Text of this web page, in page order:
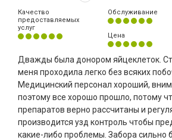
Качество
предоставляемых
услуг
Обслуживание
Цена
Дважды была донором яйцеклеток.
меня проходила легко без всяких
Медицинский персонал хороший,
поэтому все хорошо прошло, потому
препаратов верно рассчитаны и
производится узд контроль чтобы
какие-либо проблемы. Забора сильно